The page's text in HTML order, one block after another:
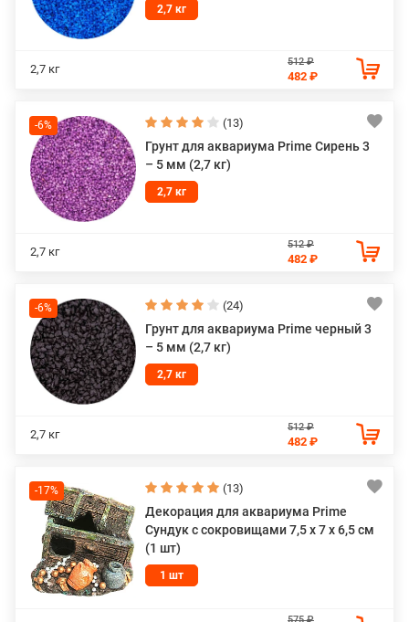
2,7 кг
2,7 кг
512 ₽
482 ₽
-6% (13)
Грунт для аквариума Prime Сирень 3
– 5 мм (2,7 кг)
2,7 кг
2,7 кг
512 ₽
482 ₽
-6% (24)
Грунт для аквариума Prime черный 3
– 5 мм (2,7 кг)
2,7 кг
2,7 кг
512 ₽
482 ₽
-17% (13)
Декорация для аквариума Prime
Сундук с сокровищами 7,5 x 7 x 6,5 см
(1 шт)
1 шт